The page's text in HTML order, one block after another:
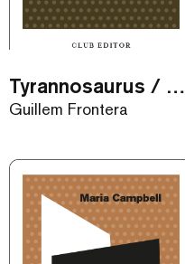
Tyrannosaurus / eBook
Guillem Frontera